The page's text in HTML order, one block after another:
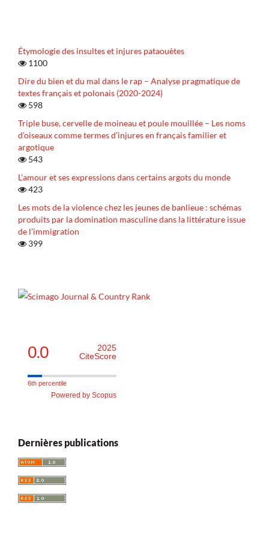
Étymologie des insultes et injures pataouètes
1100
Dire du bien et du mal dans le rap – Analyse pragmatique de
textes français et polonais (2020-2024)
598
Triple buse, cervelle de moineau et poule mouillée – Les noms
d’oiseaux comme termes d’injures en français familier et
argotique
543
L’amour et ses expressions dans certains argots du monde
423
Les mots de la violence chez les jeunes de banlieue : schémas
produits par la domination masculine dans la littérature issue
de l’immigration
399
0.0
2025
CiteScore
6th percentile
Powered by Scopus
Dernières publications